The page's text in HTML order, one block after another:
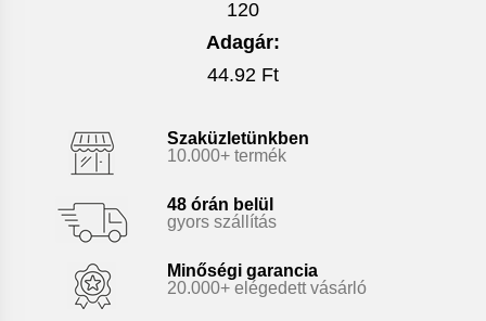
120
Adagár:
44.92 Ft
Szaküzletünkben
10.000+ termék
48 órán belül
gyors szállítás
Minőségi garancia
20.000+ elégedett vásárló